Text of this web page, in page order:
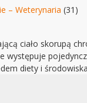
– Weterynaria (31)
ciało skorupą
diety i